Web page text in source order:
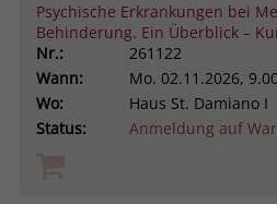
Psychische Erkrankungen bei
Behinderung. Ein Überblick –
Nr.:
261122
Wann:
Mo. 02.11.2026,
Wo:
Haus St. Damiano I
Status:
Anmeldung auf